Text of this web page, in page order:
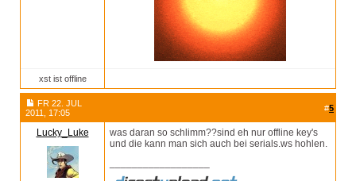
xst ist offline
FR 22. JUL
2011, 17:05
#5
Lucky_Luke
was daran so schlimm??sind eh nur offline key's
und die kann man sich auch bei serials.ws hohlen.